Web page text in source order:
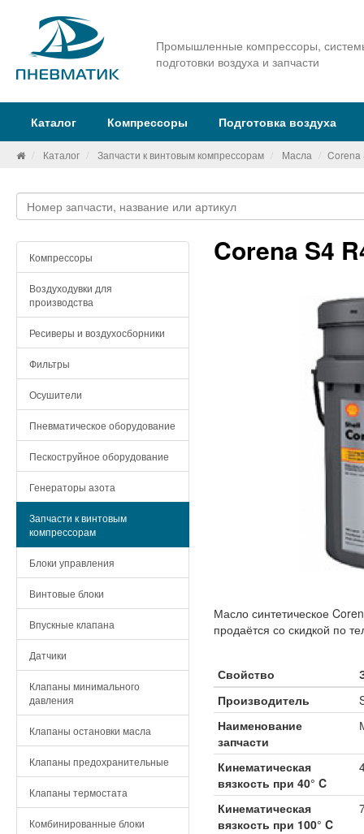
Промышленные компрессоры,
подготовки воздуха и запчасти
Каталог Компрессоры Подготовка воздуха
Каталог Запчасти к винтовым компрессорам Масла Corena
Компрессоры
Воздуходувки для
производства
Ресиверы и воздухосборники
Фильтры
Осушители
Пневматическое оборудование
Пескоструйное оборудование
Генераторы азота
Запчасти к винтовым
компрессорам
Блоки управления
Винтовые блоки
Впускные клапана
Датчики
Клапаны минимального
давления
Клапаны остановки масла
Клапаны предохранительные
Клапаны термостата
Комбинированные блоки
Corena S4
Масло синтетическое
продаётся со скидкой по
Свойство
Производитель
Наименование
запчасти
Кинематическая
вязкость при 40° C
Кинематическая
вязкость при 100° C